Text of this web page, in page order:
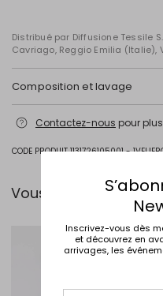
Distribué par Diffusione Tessile
Cavriago, Reggio Emilia (Italie),
Composition et lavage
séchage en tambour interdit;
: Fiche
caractéristiques
Contactez-nous pour
CODE PRODUIT 1131726105001 -
Vous pouvez
Inscrivez-vous dès
et découvrez en
arrivages, les